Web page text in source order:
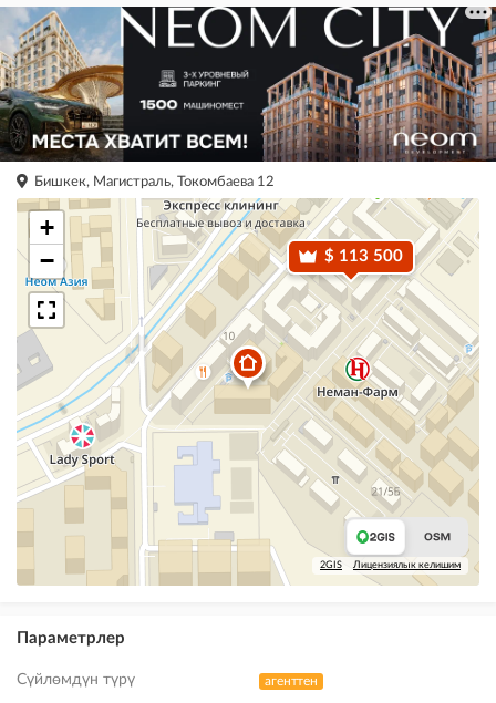
Бишкек, Магистраль, Токомбаева 12
$ 113 500
+
−
2GIS Лицензиялык келишим
Параметрлер
Сүйлөмдүн түрү агенттен